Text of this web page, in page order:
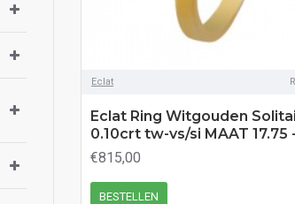
Eclat
Eclat Ring Witgouden
0.10crt tw-vs/si MAAT 17.75
€815,00
BESTELLEN